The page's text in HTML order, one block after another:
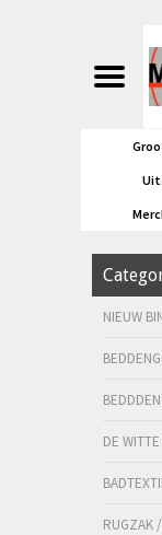
NIEUW
DE
RUGZAK